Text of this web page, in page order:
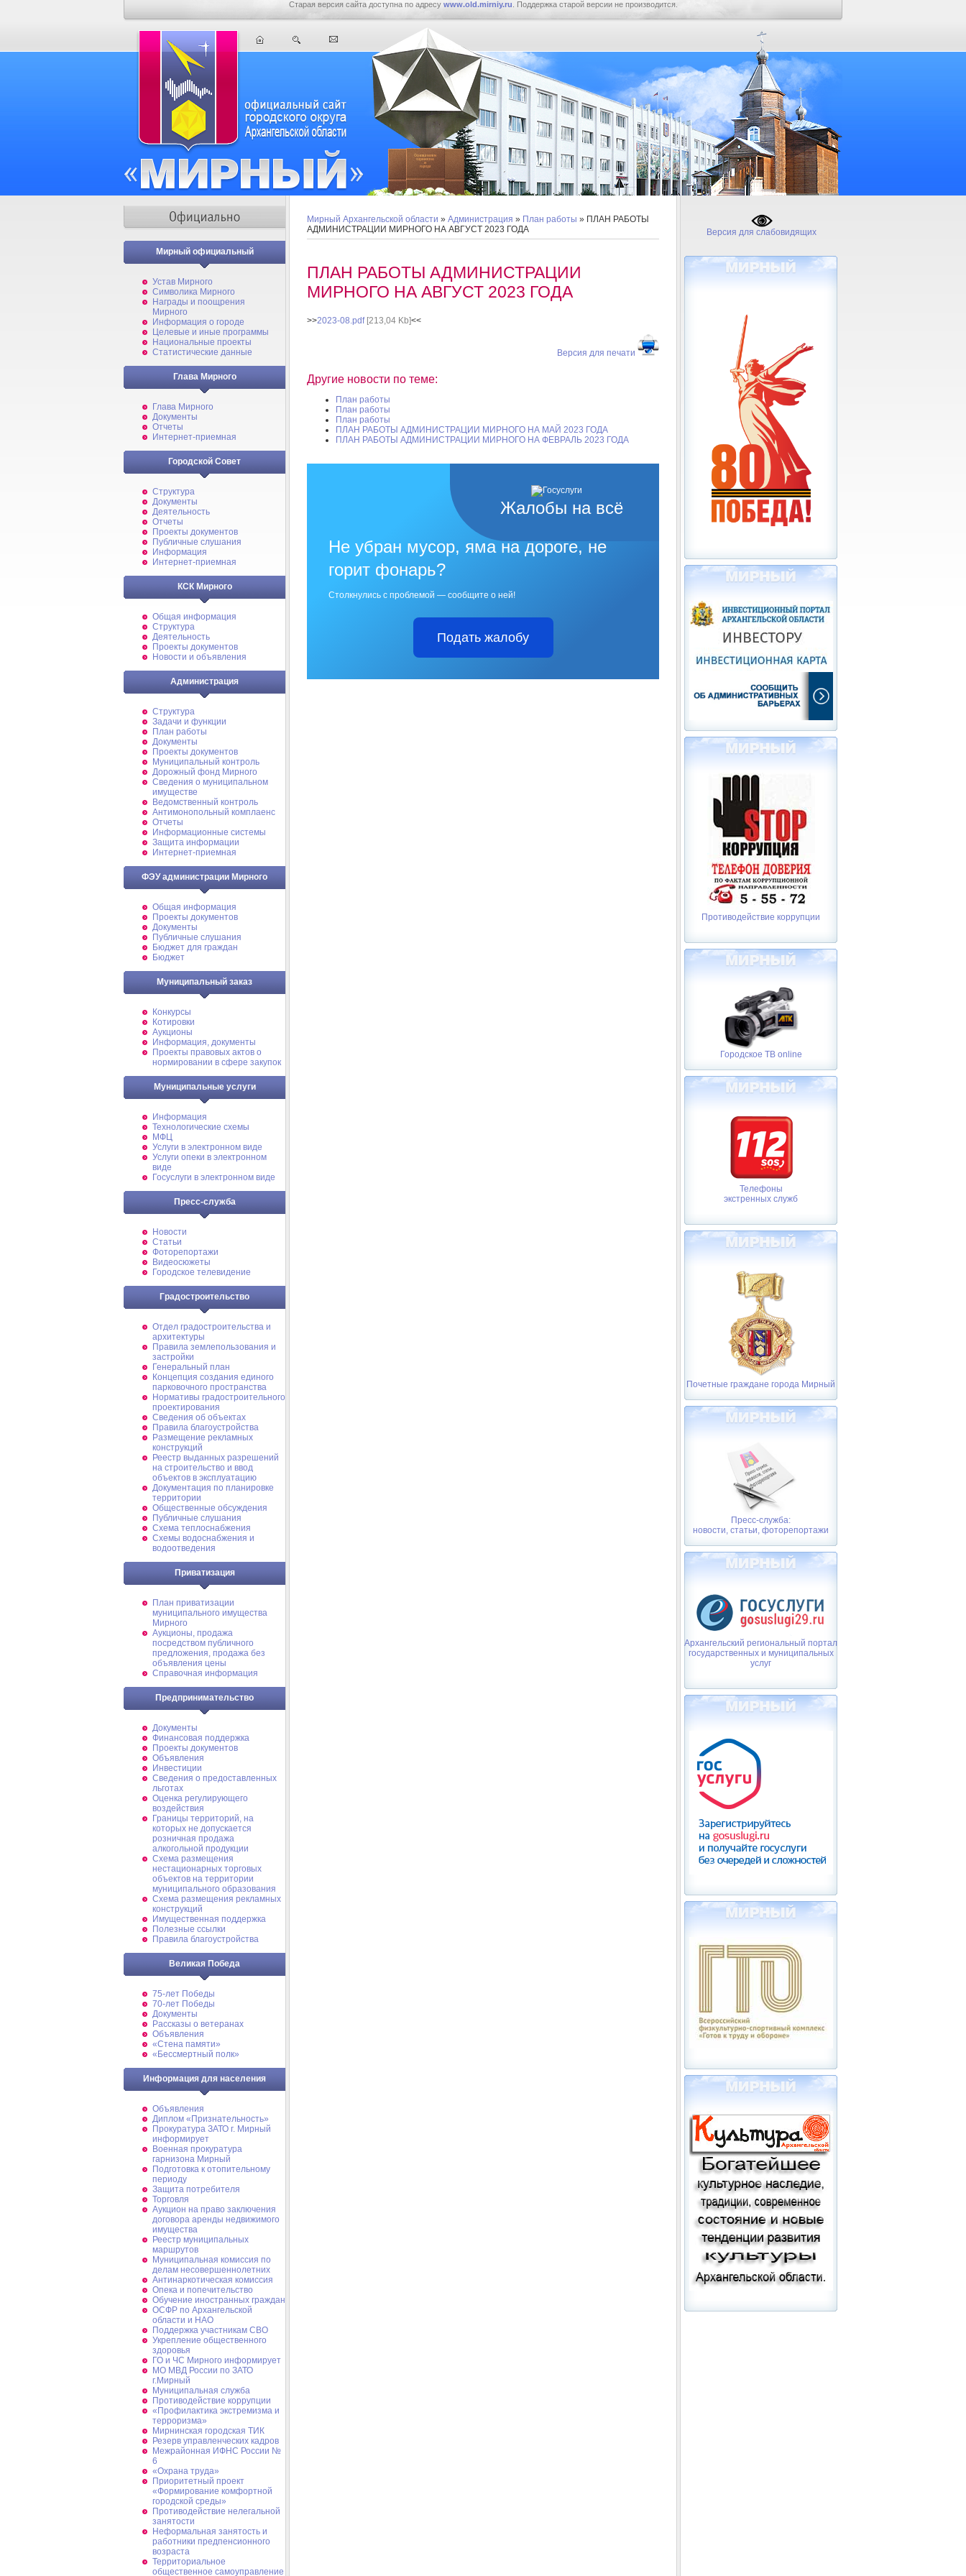
Старая версия сайта доступна по адресу www.old.mirniy.ru . Поддержка старой версии не производится.
Мирный официальный
Устав Мирного
Символика Мирного
Награды и поощрения
Мирного
Информация о городе
Целевые и иные программы
Национальные проекты
Статистические данные
Глава Мирного
Глава Мирного
Документы
Отчеты
Интернет-приемная
Городской Совет
Структура
Документы
Деятельность
Отчеты
Проекты документов
Публичные слушания
Информация
Интернет-приемная
КСК Мирного
Общая информация
Структура
Деятельность
Проекты документов
Новости и объявления
Администрация
Структура
Задачи и функции
План работы
Документы
Проекты документов
Муниципальный контроль
Дорожный фонд Мирного
Cведения о муниципальном
имуществе
Ведомственный контроль
Антимонопольный комплаенс
Отчеты
Информационные системы
Защита информации
Интернет-приемная
ФЭУ администрации Мирного
Общая информация
Проекты документов
Документы
Публичные слушания
Бюджет для граждан
Бюджет
Муниципальный заказ
Конкурсы
Котировки
Аукционы
Информация, документы
Проекты правовых актов о
нормировании в сфере закупок
Муниципальные услуги
Информация
Технологические схемы
МФЦ
Услуги в электронном виде
Услуги опеки в электронном
виде
Госуслуги в электронном виде
Пресс-служба
Новости
Статьи
Фоторепортажи
Видеосюжеты
Городское телевидение
Градостроительство
Отдел градостроительства и
архитектуры
Правила землепользования и
застройки
Генеральный план
Концепция создания единого
парковочного пространства
Нормативы градостроительного
проектирования
Сведения об объектах
Правила благоустройства
Размещение рекламных
конструкций
Реестр выданных разрешений
на строительство и ввод
объектов в эксплуатацию
Документация по планировке
территории
Общественные обсуждения
Публичные слушания
Схема теплоснабжения
Схемы водоснабжения и
водоотведения
Приватизация
План приватизации
муниципального имущества
Мирного
Аукционы, продажа
посредством публичного
предложения, продажа без
объявления цены
Справочная информация
Предпринимательство
Документы
Финансовая поддержка
Проекты документов
Объявления
Инвестиции
Сведения о предоставленных
льготах
Оценка регулирующего
воздействия
Границы территорий, на
которых не допускается
розничная продажа
алкогольной продукции
Схема размещения
нестационарных торговых
объектов на территории
муниципального образования
Схема размещения рекламных
конструкций
Имущественная поддержка
Полезные ссылки
Правила благоустройства
Великая Победа
75-лет Победы
70-лет Победы
Документы
Рассказы о ветеранах
Объявления
«Стена памяти»
«Бессмертный полк»
Информация для населения
Объявления
Диплом «Признательность»
Прокуратура ЗАТО г. Мирный
информирует
Военная прокуратура
гарнизона Мирный
Подготовка к отопительному
периоду
Защита потребителя
Торговля
Аукцион на право заключения
договора аренды недвижимого
имущества
Реестр муниципальных
маршрутов
Муниципальная комиссия по
делам несовершеннолетних
Антинаркотическая комиссия
Опека и попечительство
Обучение иностранных граждан
ОСФР по Архангельской
области и НАО
Поддержка участникам СВО
Укрепление общественного
здоровья
ГО и ЧС Мирного информирует
МО МВД России по ЗАТО
г.Мирный
Муниципальная cлужба
Противодействие коррупции
«Профилактика экстремизма и
терроризма»
Мирнинская городская ТИК
Резерв управленческих кадров
Межрайонная ИФНС России №
6
«Охрана труда»
Приоритетный проект
«Формирование комфортной
городской среды»
Противодействие нелегальной
занятости
Неформальная занятость и
работники предпенсионного
возраста
Территориальное
общественное самоуправление
Мирный Архангельской области » Администрация » План работы » ПЛАН РАБОТЫ
АДМИНИСТРАЦИИ МИРНОГО НА АВГУСТ 2023 ГОДА
ПЛАН РАБОТЫ АДМИНИСТРАЦИИ
МИРНОГО НА АВГУСТ 2023 ГОДА
>>2023-08.pdf[213,04 Kb]<<
Версия для печати
Другие новости по теме:
План работы
План работы
План работы
ПЛАН РАБОТЫ АДМИНИСТРАЦИИ МИРНОГО НА МАЙ 2023 ГОДА
ПЛАН РАБОТЫ АДМИНИСТРАЦИИ МИРНОГО НА ФЕВРАЛЬ 2023 ГОДА
Жалобы на всё
Не убран мусор, яма на дороге, не
горит фонарь?
Столкнулись с проблемой — сообщите о ней!
Подать жалобу
Версия для слабовидящих
Противодействие коррупции
Городское ТВ online
Телефоны
экстренных служб
Почетные граждане города Мирный
Пресс-служба:
новости, статьи, фоторепортажи
Архангельский региональный портал
государственных и муниципальных
услуг